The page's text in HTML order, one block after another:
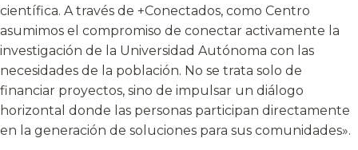
científica. A través de +Conectados, como Centro
asumimos el compromiso de conectar activamente la
investigación de la Universidad Autónoma con las
necesidades de la población. No se trata solo de
financiar proyectos, sino de impulsar un diálogo
horizontal donde las personas participan directamente
en la generación de soluciones para sus comunidades».